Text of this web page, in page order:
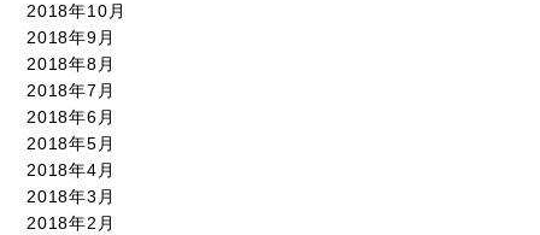
2018年10月
2018年9月
2018年8月
2018年7月
2018年6月
2018年5月
2018年4月
2018年3月
2018年2月